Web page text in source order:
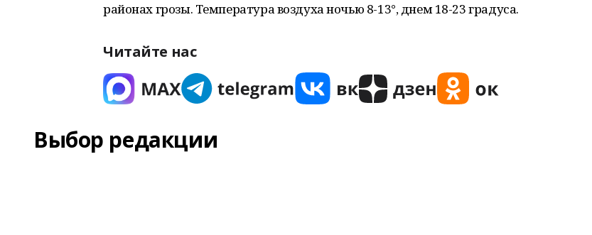
районах грозы. Температура воздуха ночью 8-13°, днем 18-23 градуса.
Читайте нас
Выбор редакции